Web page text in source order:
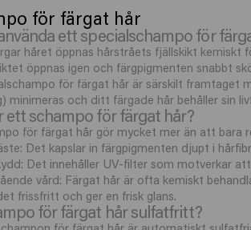
för färgat hår
ett specialschampo för
håret öppnas hårstråets fjällskikt
öppnas igen och färgpigmenten snabbt
för färgat hår är särskilt framtaget
minimeras och ditt färgade hår behåller sin
ett schampo för färgat hår?
för färgat hår gör mycket mer än att bara
Det kapslar in färgpigmenten djupt i
Det innehåller UV-filter som motverkar
vård: Färgat hår är ofta kemiskt
frissfritt och ger en frisk glans.
för färgat hår sulfatfritt?